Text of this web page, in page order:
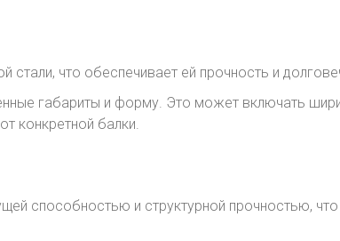
стали, что обеспечивает ей прочность и
габариты и форму. Это может включать
конкретной балки.
способностью и структурной прочностью,